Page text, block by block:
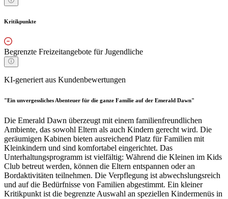
Kritikpunkte
Begrenzte Freizeitangebote für Jugendliche
KI-generiert aus Kundenbewertungen
"Ein unvergessliches Abenteuer für die ganze Familie auf der Emerald Dawn"
Die Emerald Dawn überzeugt mit einem familienfreundlichen
Ambiente, das sowohl Eltern als auch Kindern gerecht wird. Die
geräumigen Kabinen bieten ausreichend Platz für Familien mit
Kleinkindern und sind komfortabel eingerichtet. Das
Unterhaltungsprogramm ist vielfältig: Während die Kleinen im Kids
Club betreut werden, können die Eltern entspannen oder an
Bordaktivitäten teilnehmen. Die Verpflegung ist abwechslungsreich
und auf die Bedürfnisse von Familien abgestimmt. Ein kleiner
Kritikpunkt ist die begrenzte Auswahl an speziellen Kindermenüs in